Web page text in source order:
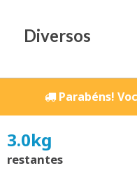
Diversos
Parabéns!
3.0kg
restantes